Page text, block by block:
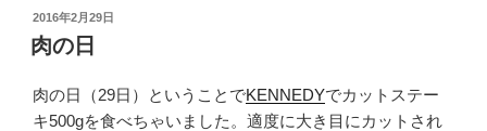
投
稿
日:
2016年2月29日
肉の日
肉の日（29日）ということでKENNEDYでカットステー
キ500gを食べちゃいました。適度に大き目にカットされ